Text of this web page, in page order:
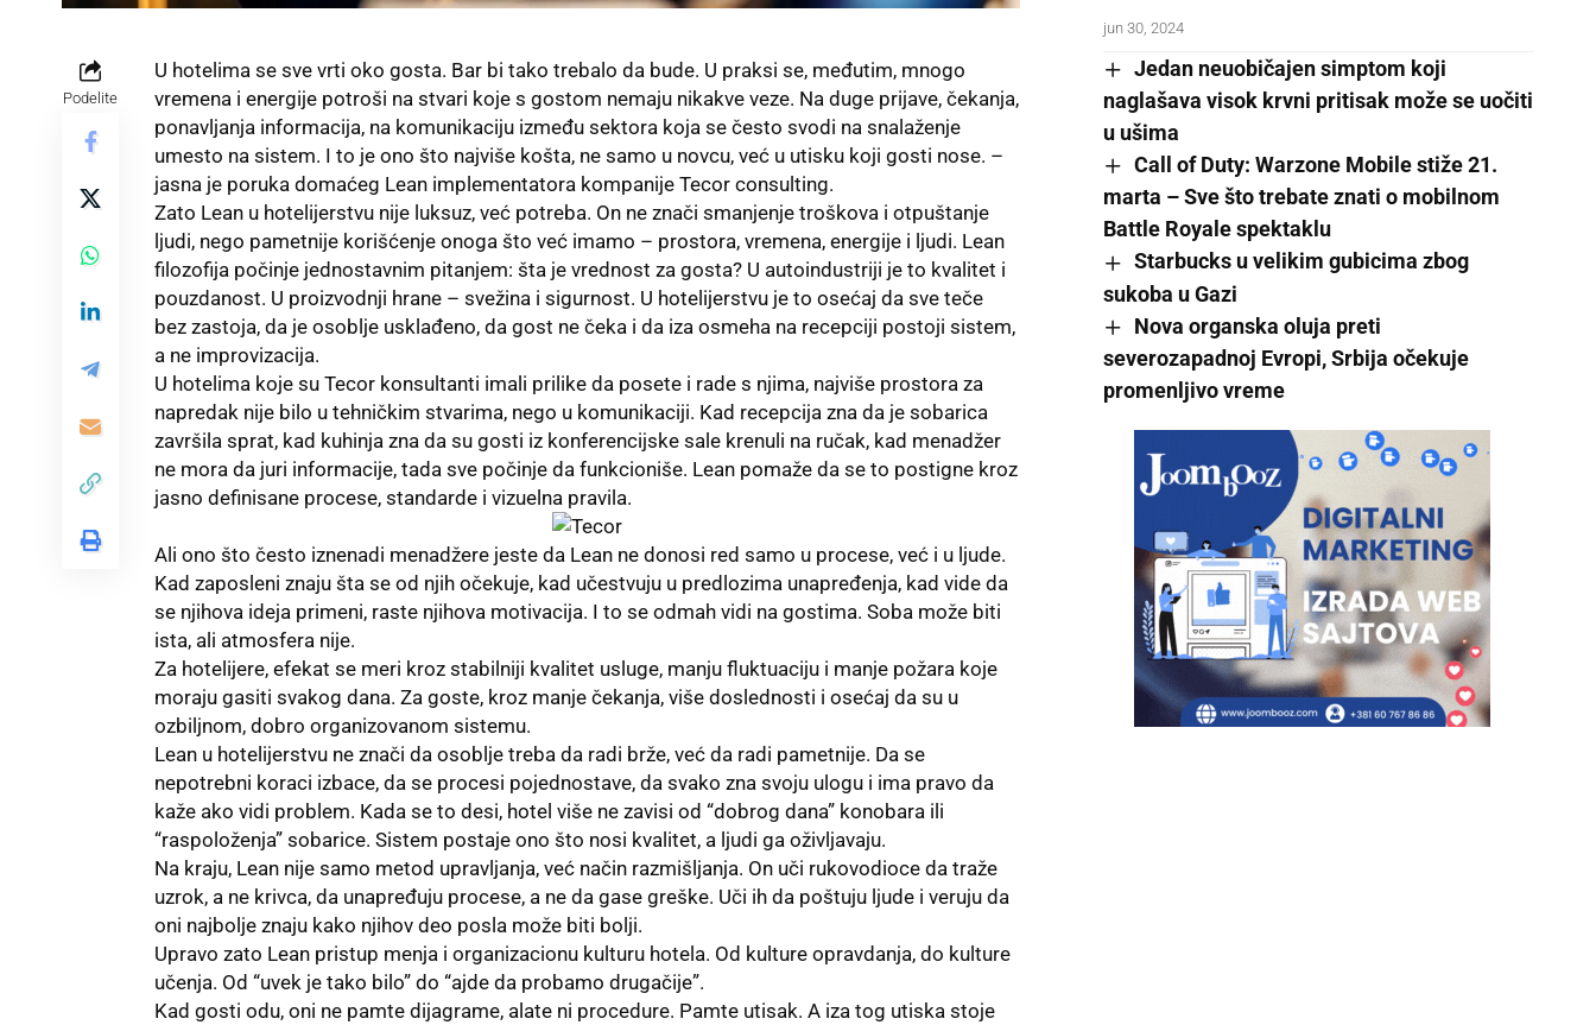
Podelite
U hotelima se sve vrti oko gosta. Bar bi tako trebalo da bude. U praksi se, međutim, mnogo
vremena i energije potroši na stvari koje s gostom nemaju nikakve veze. Na duge prijave, čekanja,
ponavljanja informacija, na komunikaciju između sektora koja se često svodi na snalaženje
umesto na sistem. I to je ono što najviše košta, ne samo u novcu, već u utisku koji gosti nose. –
jasna je poruka domaćeg Lean implementatora kompanije Tecor consulting.
Zato Lean u hotelijerstvu nije luksuz, već potreba. On ne znači smanjenje troškova i otpuštanje
ljudi, nego pametnije korišćenje onoga što već imamo – prostora, vremena, energije i ljudi. Lean
filozofija počinje jednostavnim pitanjem: šta je vrednost za gosta? U autoindustriji je to kvalitet i
pouzdanost. U proizvodnji hrane – svežina i sigurnost. U hotelijerstvu je to osećaj da sve teče
bez zastoja, da je osoblje usklađeno, da gost ne čeka i da iza osmeha na recepciji postoji sistem,
a ne improvizacija.
U hotelima koje su Tecor konsultanti imali prilike da posete i rade s njima, najviše prostora za
napredak nije bilo u tehničkim stvarima, nego u komunikaciji. Kad recepcija zna da je sobarica
završila sprat, kad kuhinja zna da su gosti iz konferencijske sale krenuli na ručak, kad menadžer
ne mora da juri informacije, tada sve počinje da funkcioniše. Lean pomaže da se to postigne kroz
jasno definisane procese, standarde i vizuelna pravila.
Ali ono što često iznenadi menadžere jeste da Lean ne donosi red samo u procese, već i u ljude.
Kad zaposleni znaju šta se od njih očekuje, kad učestvuju u predlozima unapređenja, kad vide da
se njihova ideja primeni, raste njihova motivacija. I to se odmah vidi na gostima. Soba može biti
ista, ali atmosfera nije.
Za hotelijere, efekat se meri kroz stabilniji kvalitet usluge, manju fluktuaciju i manje požara koje
moraju gasiti svakog dana. Za goste, kroz manje čekanja, više doslednosti i osećaj da su u
ozbiljnom, dobro organizovanom sistemu.
Lean u hotelijerstvu ne znači da osoblje treba da radi brže, već da radi pametnije. Da se
nepotrebni koraci izbace, da se procesi pojednostave, da svako zna svoju ulogu i ima pravo da
kaže ako vidi problem. Kada se to desi, hotel više ne zavisi od “dobrog dana” konobara ili
“raspoloženja” sobarice. Sistem postaje ono što nosi kvalitet, a ljudi ga oživljavaju.
Na kraju, Lean nije samo metod upravljanja, već način razmišljanja. On uči rukovodioce da traže
uzrok, a ne krivca, da unapređuju procese, a ne da gase greške. Uči ih da poštuju ljude i veruju da
oni najbolje znaju kako njihov deo posla može biti bolji.
Upravo zato Lean pristup menja i organizacionu kulturu hotela. Od kulture opravdanja, do kulture
učenja. Od “uvek je tako bilo” do “ajde da probamo drugačije”.
Kad gosti odu, oni ne pamte dijagrame, alate ni procedure. Pamte utisak. A iza tog utiska stoje
jun 30, 2024
Jedan neuobičajen simptom koji
naglašava visok krvni pritisak može se uočiti
u ušima
Call of Duty: Warzone Mobile stiže 21.
marta – Sve što trebate znati o mobilnom
Battle Royale spektaklu
Starbucks u velikim gubicima zbog
sukoba u Gazi
Nova organska oluja preti
severozapadnoj Evropi, Srbija očekuje
promenljivo vreme